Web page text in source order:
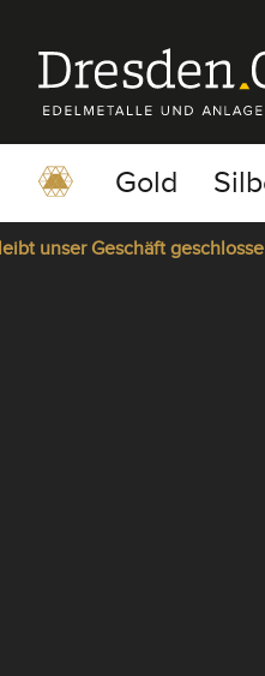
Gold
Geschäft geschlossen. +